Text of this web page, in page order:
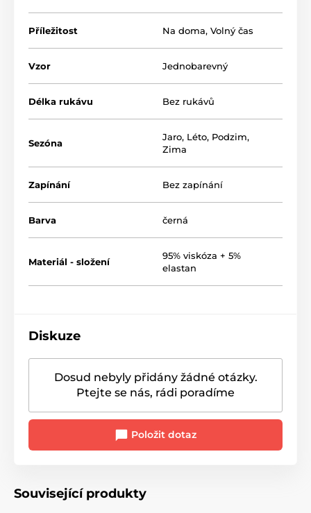
Příležitost Na doma, Volný čas
Vzor Jednobarevný
Délka rukávu Bez rukávů
Sezóna
Jaro, Léto, Podzim,
Zima
Zapínání Bez zapínání
Barva černá
Materiál - složení
95% viskóza + 5%
elastan
Diskuze
Dosud nebyly přidány žádné otázky.
Ptejte se nás, rádi poradíme
Položit dotaz
Související produkty